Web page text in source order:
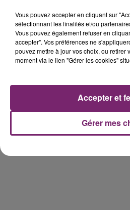
éclipse
partis hier
Vous pouvez accepter en cliquant sur
sélectionnant les finalités et/ou
Vous pouvez également refuser en
accepter". Vos préférences ne
pouvez mettre à jour vos choix, ou retirer
moment via le lien "Gérer les cookies"
Gérer mes
Accepter et